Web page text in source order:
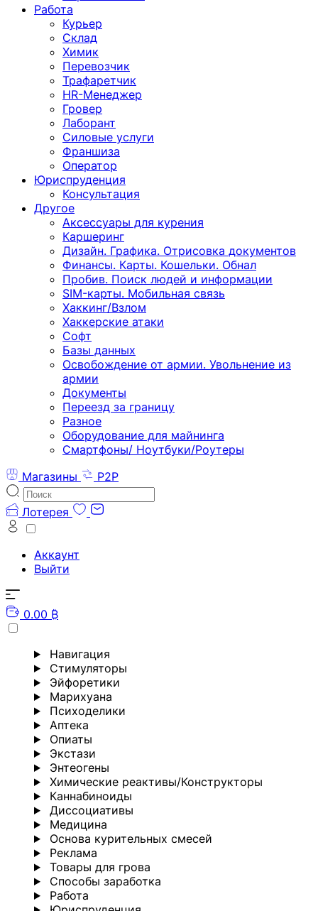
Работа
Курьер
Склад
Химик
Перевозчик
Трафаретчик
HR-Менеджер
Гровер
Лаборант
Силовые услуги
Франшиза
Оператор
Юриспруденция
Консультация
Другoе
Аксессуары для курения
Каршеринг
Дизайн. Графика. Отрисовка документов
Финансы. Карты. Кошельки. Обнал
Пробив. Поиск людей и информации
SIM-карты. Мобильная связь
Хаккинг/Взлом
Хаккерские атаки
Софт
Базы данных
Освобождение от армии. Увольнение из
армии
Документы
Переезд за границу
Разное
Оборудование для майнинга
Смартфоны/ Ноутбуки/Роутеры
Магазины
P2P
Лотерея
Аккаунт
Выйти
0.00 ₿
Навигация
Стимуляторы
Эйфоретики
Марихуана
Психоделики
Аптека
Опиаты
Экстази
Энтеогены
Химические реактивы/Конструкторы
Каннабиноиды
Диссоциативы
Медицина
Основа курительных смесей
Реклама
Товары для грова
Способы заработка
Работа